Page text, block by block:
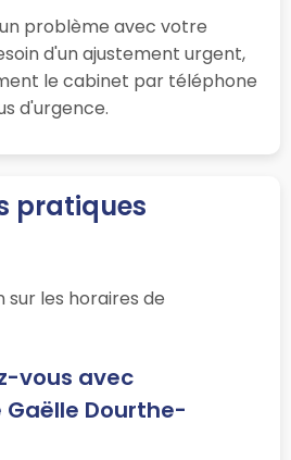
problème avec votre
d'un ajustement urgent,
le cabinet par téléphone
d'urgence.
pratiques
les horaires de
vous avec
Dourthe-